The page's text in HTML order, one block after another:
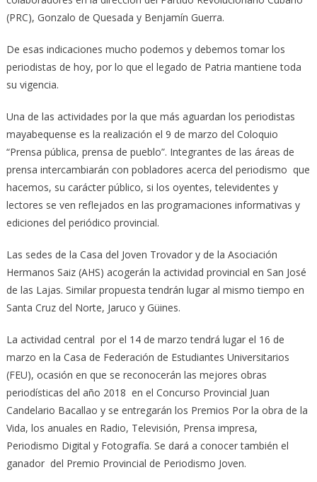
(PRC), Gonzalo de Quesada y Benjamín Guerra.
De esas indicaciones mucho podemos y debemos tomar los
periodistas de hoy, por lo que el legado de Patria mantiene toda
su vigencia.
Una de las actividades por la que más aguardan los periodistas
mayabequense es la realización el 9 de marzo del Coloquio
“Prensa pública, prensa de pueblo”. Integrantes de las áreas de
prensa intercambiarán con pobladores acerca del periodismo que
hacemos, su carácter público, si los oyentes, televidentes y
lectores se ven reflejados en las programaciones informativas y
ediciones del periódico provincial.
Las sedes de la Casa del Joven Trovador y de la Asociación
Hermanos Saiz (AHS) acogerán la actividad provincial en San José
de las Lajas. Similar propuesta tendrán lugar al mismo tiempo en
Santa Cruz del Norte, Jaruco y Güines.
La actividad central por el 14 de marzo tendrá lugar el 16 de
marzo en la Casa de Federación de Estudiantes Universitarios
(FEU), ocasión en que se reconocerán las mejores obras
periodísticas del año 2018 en el Concurso Provincial Juan
Candelario Bacallao y se entregarán los Premios Por la obra de la
Vida, los anuales en Radio, Televisión, Prensa impresa,
Periodismo Digital y Fotografía. Se dará a conocer también el
ganador del Premio Provincial de Periodismo Joven.